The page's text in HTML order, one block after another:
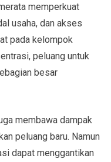
memperkuat
usaha, dan akses
pada kelompok
peluang untuk
besar
membawa dampak
peluang baru. Namun
dapat menggantikan